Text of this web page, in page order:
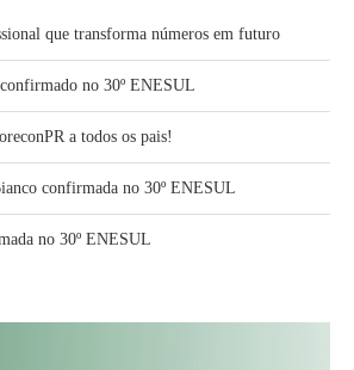
que transforma números em futuro
no 30º ENESUL
a todos os pais!
confirmada no 30º ENESUL
no 30º ENESUL